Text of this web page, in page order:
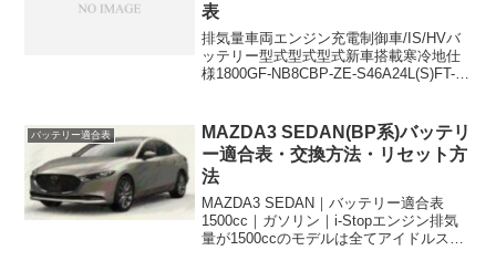
表
排気量車両エンジン充電制御車/IS/HVバ
ッテリー型式型式型式新車搭載寒冷地仕
様1800GF-NB8CBP-ZE-S46A24L(S)FT-
バッテリー適合表
MAZDA3 SEDAN(BP系)バッテリ
ー適合表・交換方法・リセット方
法
MAZDA3 SEDAN｜バッテリー適合表
1500cc｜ガソリン｜i-Stopエンジン排気
量が1500ccのモデルは全てアイドルスト